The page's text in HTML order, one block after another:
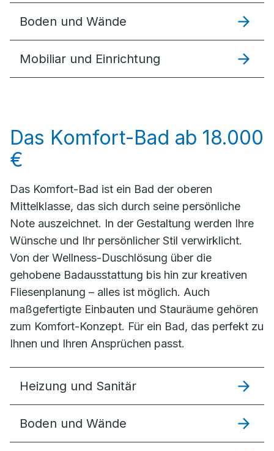
Boden und Wände
Mobiliar und Einrichtung
Das Komfort-Bad ab 18.000
€
Das Komfort-Bad ist ein Bad der oberen
Mittelklasse, das sich durch seine persönliche
Note auszeichnet. In der Gestaltung werden Ihre
Wünsche und Ihr persönlicher Stil verwirklicht.
Von der Wellness-Duschlösung über die
gehobene Badausstattung bis hin zur kreativen
Fliesenplanung – alles ist möglich. Auch
maßgefertigte Einbauten und Stauräume gehören
zum Komfort-Konzept. Für ein Bad, das perfekt zu
Ihnen und Ihren Ansprüchen passt.
Heizung und Sanitär
Boden und Wände